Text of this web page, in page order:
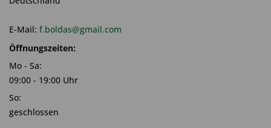
E-Mail: f.boldas@gmail.com
Öffnungszeiten:
Mo - Sa:
09:00 - 19:00 Uhr
So:
geschlossen